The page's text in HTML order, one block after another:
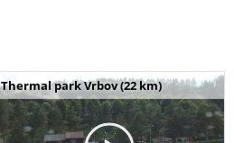
Thermal park Vrbov (22 km)